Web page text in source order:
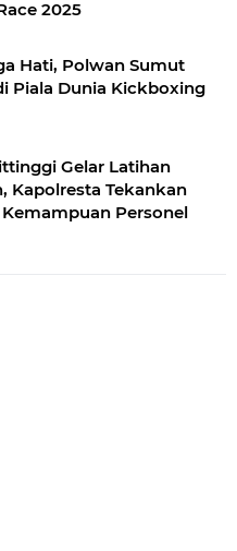
2025
Hati, Polwan Sumut
Piala Dunia Kickboxing
Gelar Latihan
Kapolresta Tekankan
Personel